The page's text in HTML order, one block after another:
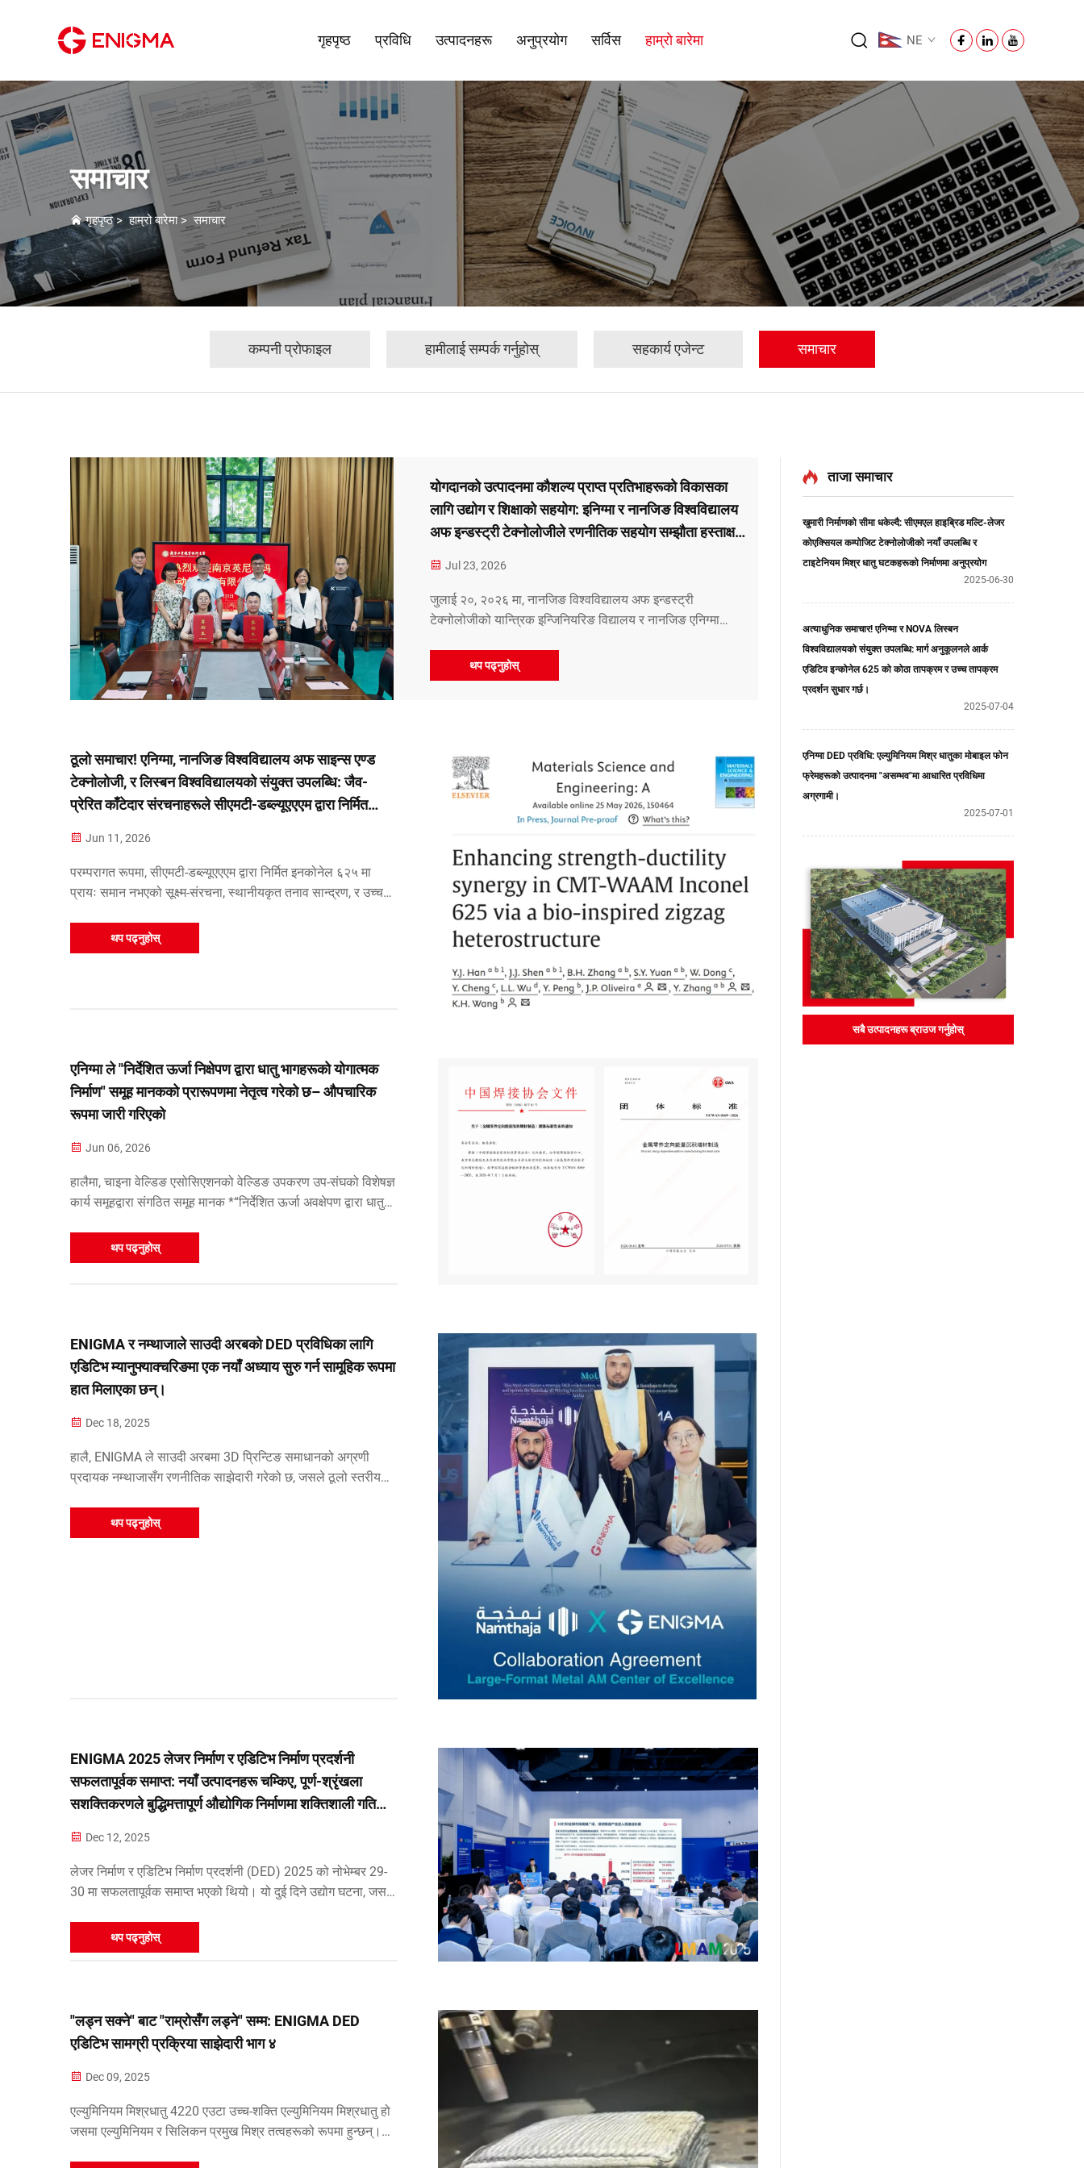
गृहपृष्ठ प्रविधि उत्पादनहरू अनुप्रयोग सर्विस हाम्रो बारेमा NE
समाचार
गृहपृष्ठ>हाम्रो बारेमा> समाचार
कम्पनी प्रोफाइल हामीलाई सम्पर्क गर्नुहोस् सहकार्य एजेन्ट समाचार
योगदानको उत्पादनमा कौशल्य प्राप्त प्रतिभाहरूको विकासका
लागि उद्योग र शिक्षाको सहयोग: इनिग्मा र नानजिङ विश्वविद्यालय
अफ इन्डस्ट्री टेक्नोलोजीले रणनीतिक सहयोग सम्झौता हस्ताक्षर
Jul 23, 2026
जुलाई २०, २०२६ मा, नानजिङ विश्वविद्यालय अफ इन्डस्ट्री
टेक्नोलोजीको यान्त्रिक इन्जिनियरिङ विद्यालय र नानजिङ एनिग्मा
समारोह, साथै...
थप पढ्नुहोस्
ठूलो समाचार! एनिग्मा, नानजिङ विश्वविद्यालय अफ साइन्स एण्ड
टेक्नोलोजी, र लिस्बन विश्वविद्यालयको संयुक्त उपलब्धि: जैव-
प्रेरित काँटेदार संरचनाहरूले सीएमटी-डब्ल्यूएएएम द्वारा निर्मित
Jun 11, 2026
परम्परागत रूपमा, सीएमटी-डब्ल्यूएएएम द्वारा निर्मित इनकोनेल ६२५ मा
प्रायः समान नभएको सूक्ष्म-संरचना, स्थानीयकृत तनाव सान्द्रण, र उच्च
हुन्छन्। यसलाई समाधान गर्न ...
थप पढ्नुहोस्
एनिग्मा ले "निर्देशित ऊर्जा निक्षेपण द्वारा धातु भागहरूको योगात्मक
निर्माण" समूह मानकको प्रारूपणमा नेतृत्व गरेको छ– औपचारिक
रूपमा जारी गरिएको
Jun 06, 2026
हालैमा, चाइना वेल्डिङ एसोसिएशनको वेल्डिङ उपकरण उप-संघको विशेषज्ञ
कार्य समूहद्वारा संगठित समूह मानक *“निर्देशित ऊर्जा अवक्षेपण द्वारा धातु
थप पढ्नुहोस्
ENIGMA र नम्थाजाले साउदी अरबको DED प्रविधिका लागि
एडिटिभ म्यानुफ्याक्चरिङमा एक नयाँ अध्याय सुरु गर्न सामूहिक रूपमा
हात मिलाएका छन्।
Dec 18, 2025
हालै, ENIGMA ले साउदी अरबमा 3D प्रिन्टिङ समाधानको अग्रणी
प्रदायक नम्थाजासँग रणनीतिक साझेदारी गरेको छ, जसले ठूलो स्तरीय
रणनीतिक साझेदार बनेको छ।
थप पढ्नुहोस्
ENIGMA 2025 लेजर निर्माण र एडिटिभ निर्माण प्रदर्शनी
सफलतापूर्वक समाप्त: नयाँ उत्पादनहरू चम्किए, पूर्ण-श्रृंखला
सशक्तिकरणले बुद्धिमत्तापूर्ण औद्योगिक निर्माणमा शक्तिशाली गतिको
Dec 12, 2025
लेजर निर्माण र एडिटिभ निर्माण प्रदर्शनी (DED) 2025 को नोभेम्बर 29-
30 मा सफलतापूर्वक समाप्त भएको थियो। यो दुई दिने उद्योग घटना, जसले
आगन्तुकहरूलाई आकर्षित गर्यो। ENIGMA, एक प्रमुख कम्पनी...
थप पढ्नुहोस्
"लड्न सक्ने" बाट "राम्रोसँग लड्ने" सम्म: ENIGMA DED
एडिटिभ सामग्री प्रक्रिया साझेदारी भाग ४
Dec 09, 2025
एल्युमिनियम मिश्रधातु 4220 एउटा उच्च-शक्ति एल्युमिनियम मिश्रधातु हो
जसमा एल्युमिनियम र सिलिकन प्रमुख मिश्र तत्वहरूको रूपमा हुन्छन्।
ताजा समाचार
खुमारी निर्माणको सीमा धकेल्दै: सीएमएल हाइब्रिड मल्टि-लेजर
कोएक्सियल कम्पोजिट टेक्नोलोजीको नयाँ उपलब्धि र
टाइटेनियम मिश्र धातु घटकहरूको निर्माणमा अनुप्रयोग
2025-06-30
अत्याधुनिक समाचार! एनिग्मा र NOVA लिस्बन
विश्वविद्यालयको संयुक्त उपलब्धि: मार्ग अनुकूलनले आर्क
एडिटिव इन्कोनेल 625 को कोठा तापक्रम र उच्च तापक्रम
प्रदर्शन सुधार गर्छ।
2025-07-04
एनिग्मा DED प्रविधि: एल्युमिनियम मिश्र धातुका मोबाइल फोन
फ्रेमहरूको उत्पादनमा "असम्भव"मा आधारित प्रविधिमा
अग्रगामी।
2025-07-01
सबै उत्पादनहरू ब्राउज गर्नुहोस्